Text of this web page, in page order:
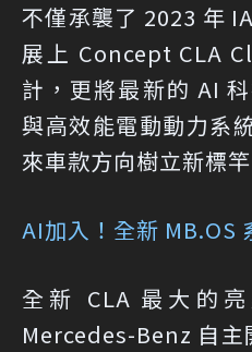
不僅承襲了 2023 年
展上 Concept CLA
計，更將最新的 AI
與高效能電動動力系
來車款方向樹立新標竿
AI加入！全新 MB.OS
全新 CLA 最大的
Mercedes-Benz 自主